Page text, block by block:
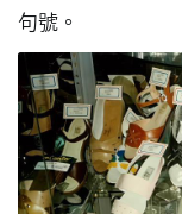
圖
閣
寺
廟
句號。